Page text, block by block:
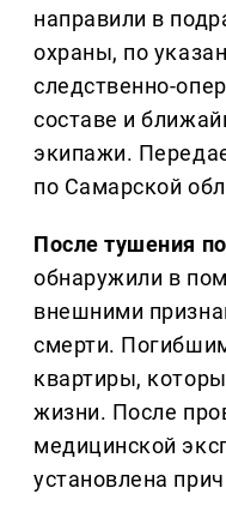
направили в
охраны, по
следственно-
составе и
экипажи.
по Самарской
После тушения
обнаружили в
внешними
смерти.
квартиры,
жизни. После
медицинской
установлена